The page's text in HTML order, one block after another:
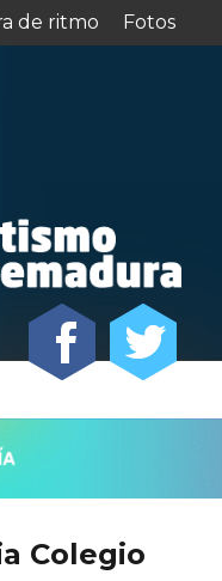
de ritmo
Fotos
Colegio